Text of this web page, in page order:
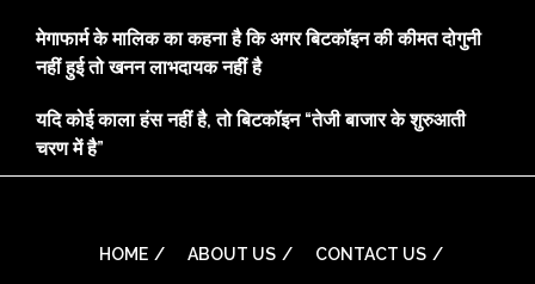
मेगाफार्म के मालिक का कहना है कि अगर बिटकॉइन की कीमत दोगुनी
नहीं हुई तो खनन लाभदायक नहीं है
यदि कोई काला हंस नहीं है, तो बिटकॉइन “तेजी बाजार के शुरुआती
चरण में है”
HOME ABOUT US CONTACT US